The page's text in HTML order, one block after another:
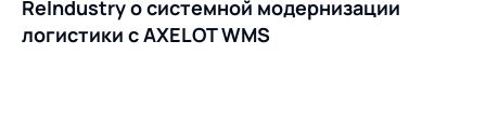
ReIndustry о системной модернизации
логистики с AXELOT WMS